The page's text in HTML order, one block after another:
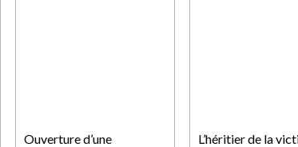
Ouverture d’une
L’héritier de la